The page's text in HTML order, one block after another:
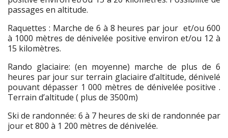
passages en altitude.
Raquettes : Marche de 6 à 8 heures par jour et/ou 600
à 1000 mètres de dénivelée positive environ et/ou 12 à
15 kilomètres.
Rando glaciaire: (en moyenne) marche de plus de 6
heures par jour sur terrain glaciaire d’altitude, dénivelé
pouvant dépasser 1 000 mètres de dénivelée positive .
Terrain d’altitude ( plus de 3500m)
Ski de randonnée: 6 à 7 heures de ski de randonnée par
jour et 800 à 1 200 mètres de dénivelée.